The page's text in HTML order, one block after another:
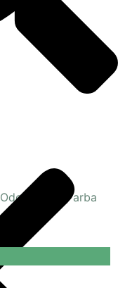
Odos būsena arba